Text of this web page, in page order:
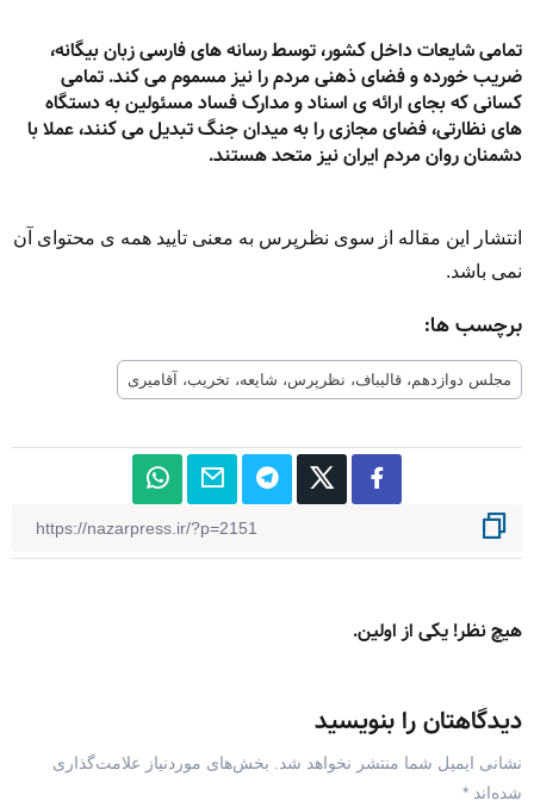
تمامی شایعات داخل کشور، توسط رسانه های فارسی زبان بیگانه،
ضریب خورده و فضای ذهنی مردم را نیز مسموم می کند. تمامی
کسانی که بجای ارائه ی اسناد و مدارک فساد مسئولین به دستگاه
های نظارتی، فضای مجازی را به میدان جنگ تبدیل می کنند، عملا با
دشمنان روان مردم ایران نیز متحد هستند.
انتشار این مقاله از سوی نظرپرس به معنی تایید همه ی محتوای آن
نمی باشد.
برچسب ها:
مجلس دوازدهم، قالیباف، نظرپرس، شایعه، تخریب، آقامیری
هیچ نظر! یکی از اولین.
دیدگاهتان را بنویسید
نشانی ایمیل شما منتشر نخواهد شد. بخش‌های موردنیاز علامت‌گذاری
شده‌اند *